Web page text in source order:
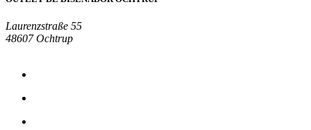
Laurenzstraße 55
48607 Ochtrup